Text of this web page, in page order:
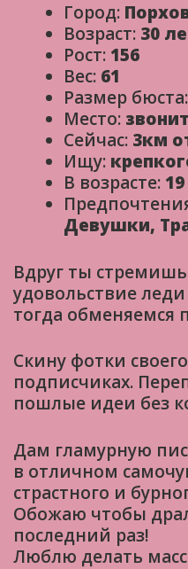
Город:
Возраст: 30
Рост: 156
Вес: 61
Размер бюста:
Место:
Сейчас: 3км
Ищу:
В возрасте:
Девушки,
Вдруг ты
удовольствие
тогда
Скину фотки
подписчиках.
пошлые идеи без
Дам гламурную
в отличном
страстного и
Обожаю чтобы
последний раз!
Люблю делать